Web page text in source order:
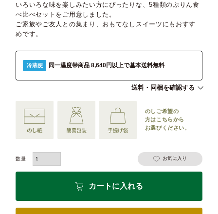
いろいろな味を楽しみたい方にぴったりな、5種類のぷりん食
べ比べセットをご用意しました。
ご家族やご友人との集まり、おもてなしスイーツにもおすす
めです。
冷蔵便 同一温度帯商品 8,640円以上で基本送料無料
送料・同梱を確認する
のしご希望の
方はこちらから
お選びください。
お気に入り
カートに入れる